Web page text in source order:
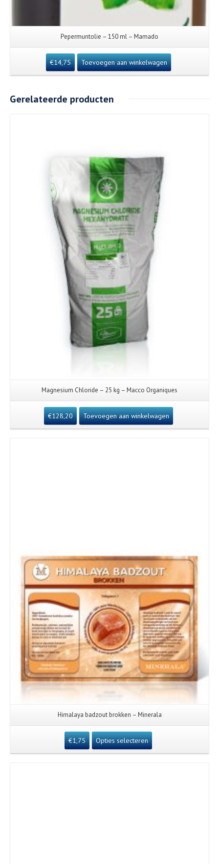
Pepermuntolie – 150 ml – Mamado
€14,75 Toevoegen aan winkelwagen
Gerelateerde producten
Details
Magnesium Chloride – 25 kg – Macco Organiques
€128,20 Toevoegen aan winkelwagen
Himalaya badzout brokken – Minerala
€1,75 Opties selecteren